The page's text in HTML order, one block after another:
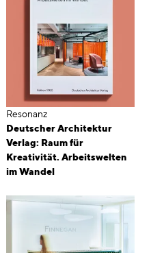
Resonanz
Deutscher Architektur
Verlag: Raum für
Kreativität. Arbeitswelten
im Wandel